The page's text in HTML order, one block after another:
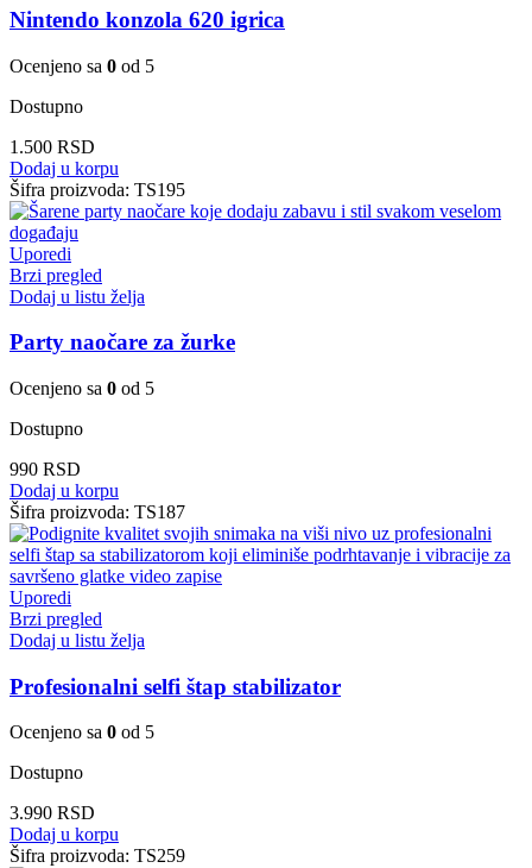
Nintendo konzola 620 igrica
Ocenjeno sa 0 od 5
Dostupno
1.500 RSD
Dodaj u korpu
Šifra proizvoda: TS195
Uporedi
Brzi pregled
Dodaj u listu želja
Party naočare za žurke
Ocenjeno sa 0 od 5
Dostupno
990 RSD
Dodaj u korpu
Šifra proizvoda: TS187
Uporedi
Brzi pregled
Dodaj u listu želja
Profesionalni selfi štap stabilizator
Ocenjeno sa 0 od 5
Dostupno
3.990 RSD
Dodaj u korpu
Šifra proizvoda: TS259